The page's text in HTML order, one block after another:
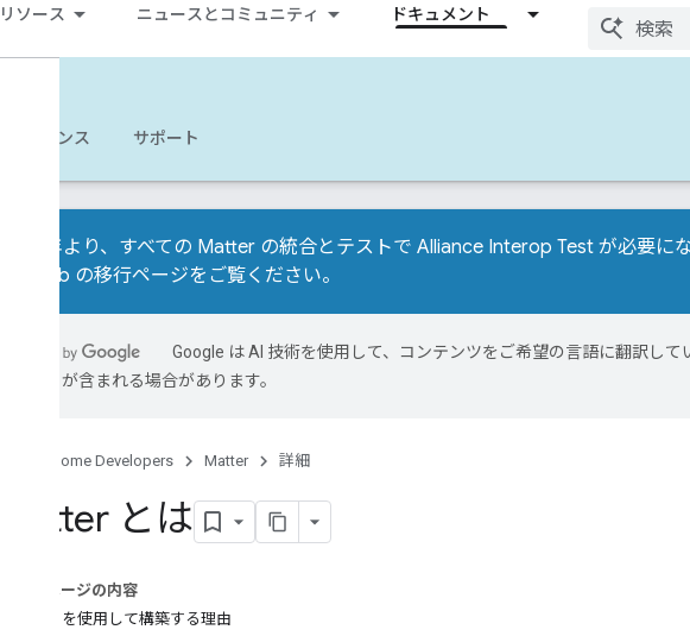
リソース ニュースとコミュニティ ドキュメント
リファレンス サポート
2026 年より、すべての Matter の統合とテストで Alliance Interop Test が必要に
Test Lab の移行ページをご覧ください。
Google は AI 技術を使用して、コンテンツをご希望の言語に翻訳して
には誤りが含まれる場合があります。
Google Home Developers Matter 詳細
Matter とは
このページの内容
Matter を使用して構築する理由